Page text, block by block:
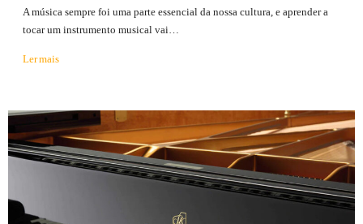
A música sempre foi uma parte essencial da nossa cultura, e aprender a
tocar um instrumento musical vai…
Ler mais